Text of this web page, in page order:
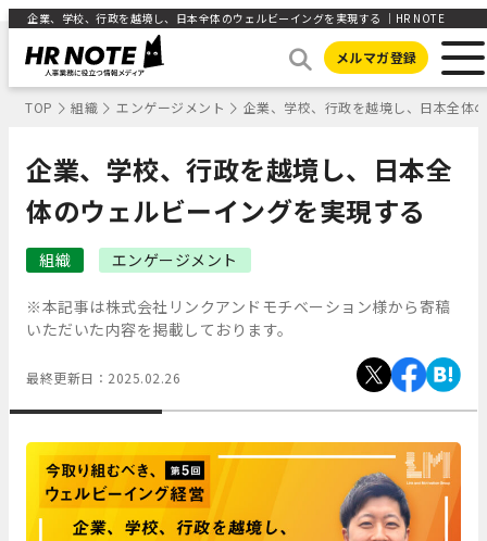
​​​企業、学校、行政を越境し、​​日本全体のウェルビーイングを実現する ｜HR NOTE
メルマガ登録
TOP 組織 エンゲージメント 企業、学校、行政を越境し、​​日本全体
​​​企業、学校、行政を越境し、​​日本全
体のウェルビーイングを実現する
組織 エンゲージメント
※本記事は株式会社リンクアンドモチベーション様から寄稿
いただいた内容を掲載しております。
最終更新日： 2025.02.26